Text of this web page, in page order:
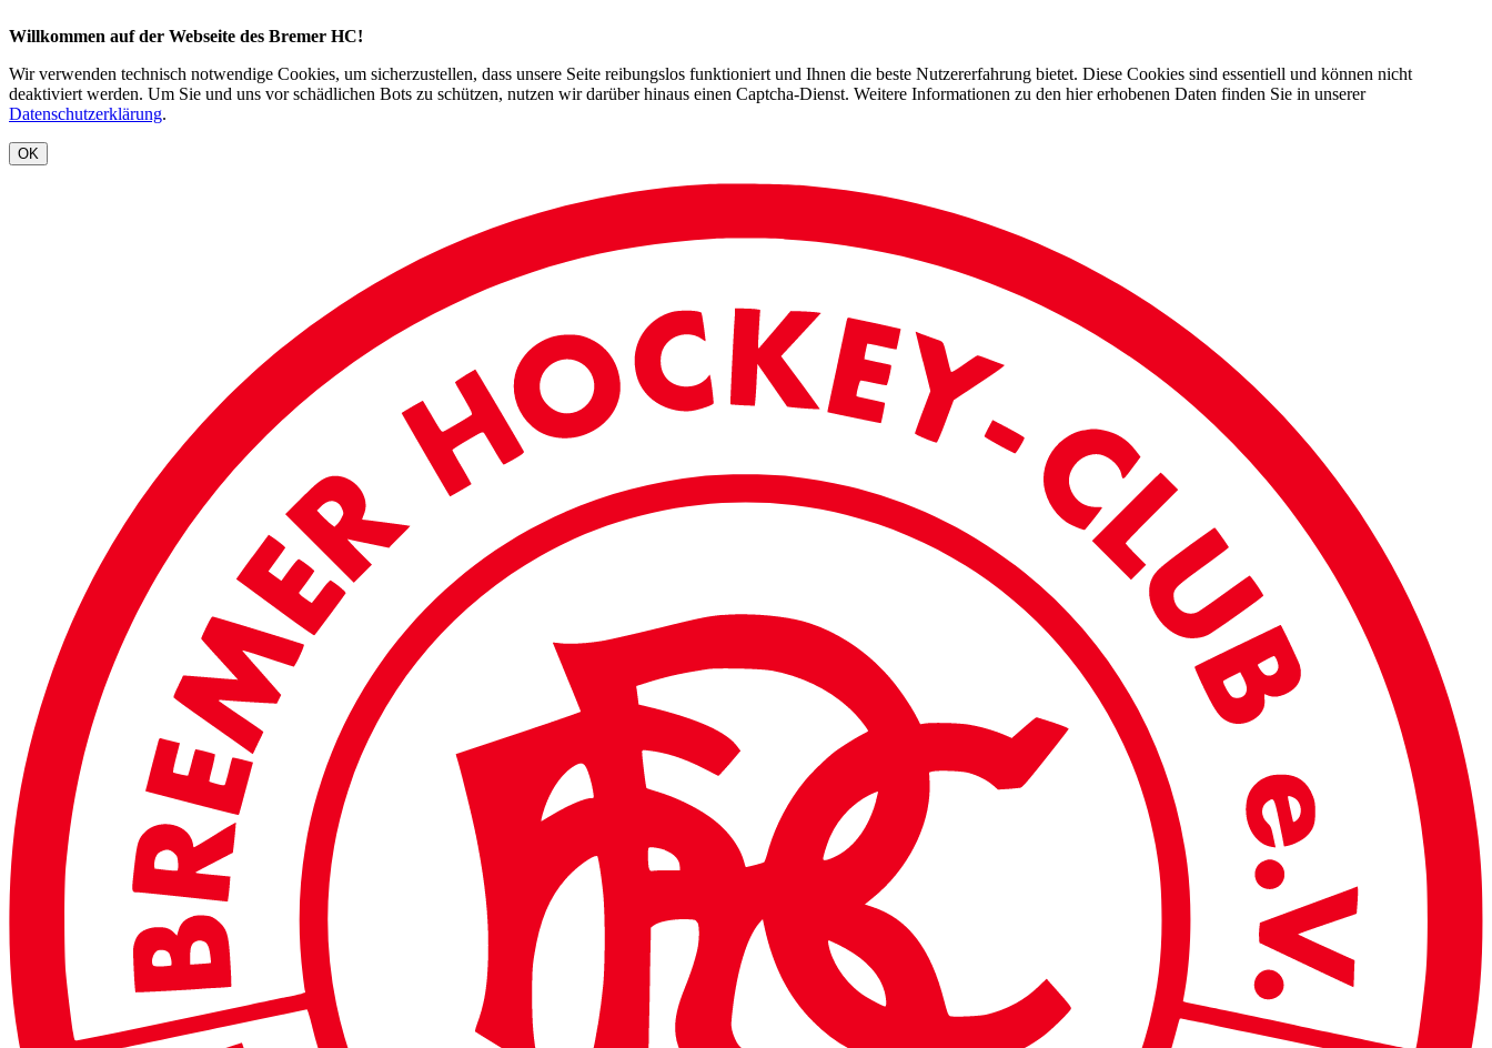
Willkommen auf der Webseite des Bremer HC!
Wir verwenden technisch notwendige Cookies, um sicherzustellen, dass unsere Seite reibungslos funktioniert und Ihnen die beste Nutzererfahrung bietet. Diese Cookies sind essentiell und können nicht
deaktiviert werden. Um Sie und uns vor schädlichen Bots zu schützen, nutzen wir darüber hinaus einen Captcha-Dienst. Weitere Informationen zu den hier erhobenen Daten finden Sie in unserer
Datenschutzerklärung.
OK